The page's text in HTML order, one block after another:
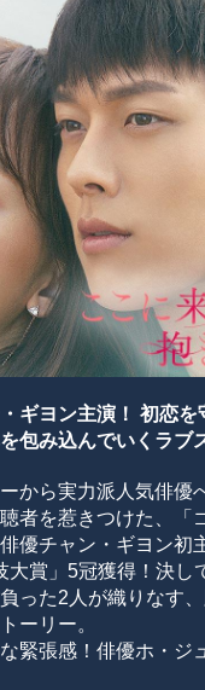
ギヨン主演！ 初恋を
包み込んでいくラブ
から実力派人気俳優
者を惹きつけた、「
優チャン・ギヨン初
賞」5冠獲得！決し
った2人が織りなす
ーリー。
緊張感！俳優ホ・ジ